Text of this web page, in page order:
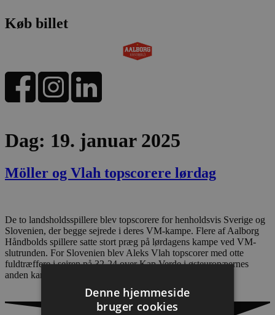
Køb billet
Dag: 19. januar 2025
Möller og Vlah topscorere lørdag
De to landsholdsspillere blev topscorere for henholdsvis Sverige og
Slovenien, der begge sejrede i deres VM-kampe. Flere af Aalborg
Håndbolds spillere satte stort præg på lørdagens kampe ved VM-
slutrunden. For Slovenien blev Aleks Vlah topscorer med otte
fuldtræffere i sejren på 32-24 over Kap Verde i østeuropæernes
anden kamp ved VM-slutrunden. I Oslo stod Sverige […]
Denne hjemmeside
bruger cookies